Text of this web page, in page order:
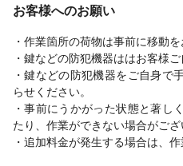
お客様へのお願い
・作業箇所の荷物は事前に移動を
・鍵などの防犯機器ははお客様
・鍵などの防犯機器をご自身で
らせください。
・事前にうかがった状態と著し
たり、作業ができない場合がござ
・追加料金が発生する場合は、